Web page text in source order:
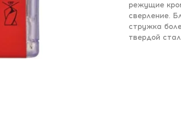
режущие
сверление.
стружка
твердой